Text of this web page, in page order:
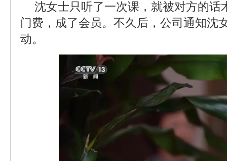
沈女士只听了一次课，就被对方的话
门费，成了会员。不久后，公司通知沈
动。